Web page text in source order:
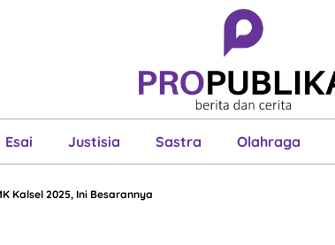
Esai Justisia Sastra Olahraga
Berita Cerita Esai
Pariwara
Kalsel 2025, Ini Besarannya